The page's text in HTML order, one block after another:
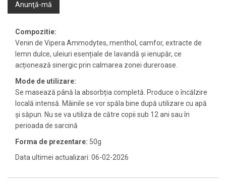
Anunţă-mă
Compozitie:
Venin de Vipera Ammodytes, menthol, camfor, extracte de
lemn dulce, uleiuri esențiale de lavandă și ienupăr, ce
acționează sinergic prin calmarea zonei dureroase.
Mode de utilizare:
Se masează până la absorbția completă. Produce o încălzire
locală intensă. Mâinile se vor spăla bine după utilizare cu apă
și săpun. Nu se va utiliza de către copii sub 12 ani sau în
perioada de sarcină
Forma de prezentare: 50g
Data ultimei actualizari: 06-02-2026